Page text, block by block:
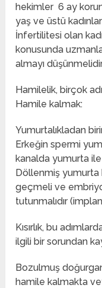
hekimler 6 ay
yaş ve üstü
İnfertilitesi olan
konusunda
almayı
Hamilelik, birçok
Hamile kalmak:
Yumurtalıkladan
Erkeğin spermi
kanalda yumurta
Döllenmiş
geçmeli ve
tutunmalıdır
Kısırlık, bu
ilgili bir sorundan
Bozulmuş
hamile kalmakta